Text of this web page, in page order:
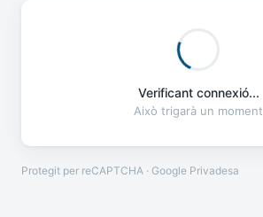
Verificant connexió...
Això trigarà un moment
Protegit per reCAPTCHA · Google Privadesa